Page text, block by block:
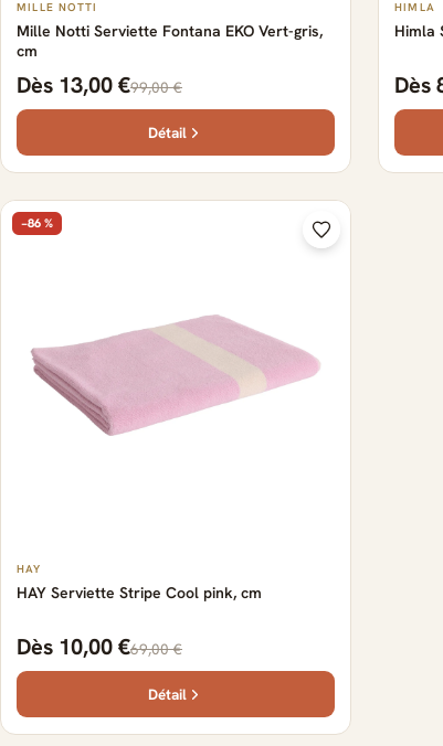
MILLE NOTTI
Mille Notti Serviette Fontana EKO Vert-gris,
cm
Dès 13,00 €99,00 €
Détail
HIMLA
Himla
Dès
−86 %
HAY
HAY Serviette Stripe Cool pink, cm
Dès 10,00 €69,00 €
Détail